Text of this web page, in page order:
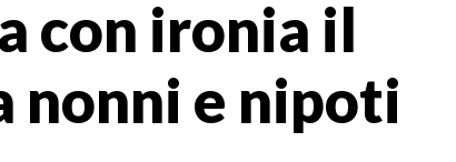
con ironia il
nonni e nipoti